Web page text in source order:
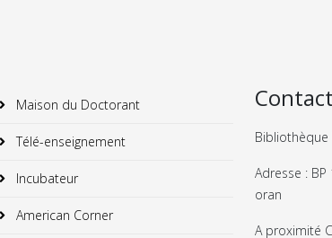
Maison du Doctorant
Télé-enseignement
Incubateur
American Corner
Contact
Bibliothèque
Adresse :
oran
A proximité